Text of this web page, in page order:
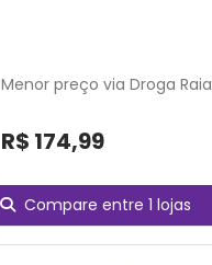
Menor preço via Droga Raia
R$ 174,99
Compare entre 1 lojas